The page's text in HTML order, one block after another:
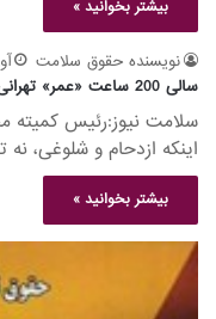
بیشتر بخوانید »
نویسنده حقوق سلامت
سالی 200 ساعت «عمر» تهرانی‌ها در ترافیک تلف می‌شود
سلامت نیوز:رئیس کمیته
اینکه ازدحام و شلوغی،
بیشتر بخوانید »